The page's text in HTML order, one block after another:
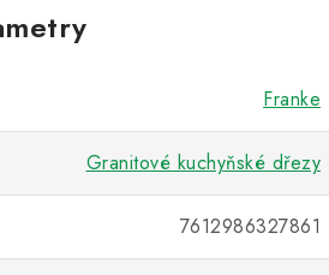
Franke
Granitové kuchyňské dřezy
7612986327861